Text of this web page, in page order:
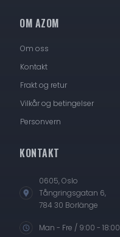
OM AZOM
Om oss
Kontakt
Frakt og retur
Vilkår og betingelser
Personvern
KONTAKT
0605, Oslo
Tångringsgatan 6,
784 30 Borlänge
Man - Fre / 9:00 - 18:00